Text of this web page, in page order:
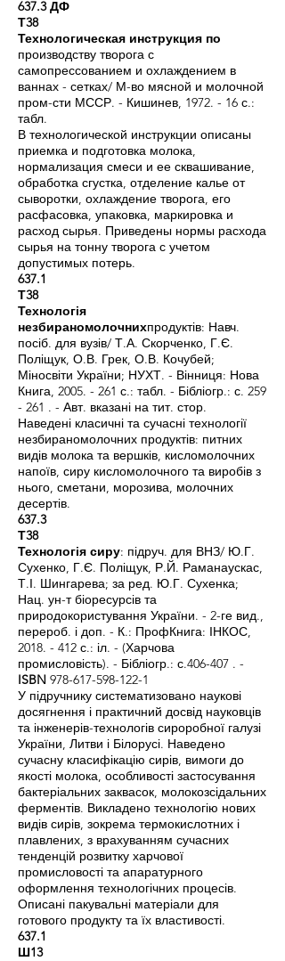
637.3 ДФ
Т38
Технологическая инструкция по
производству творога с
самопрессованием и охлаждением в
ваннах - сетках/ М-во мясной и молочной
пром-сти МССР. - Кишинев, 1972. - 16 с.:
табл.
В технологической инструкции описаны
приемка и подготовка молока,
нормализация смеси и ее сквашивание,
обработка сгустка, отделение калье от
сыворотки, охлаждение творога, его
расфасовка, упаковка, маркировка и
расход сырья. Приведены нормы расхода
сырья на тонну творога с учетом
допустимых потерь.
637.1
Т38
Технологія
незбираномолочнихпродуктів: Навч.
посіб. для вузів/ Т.А. Скорченко, Г.Є.
Поліщук, О.В. Грек, О.В. Кочубей;
Міносвіти України; НУХТ. - Вінниця: Нова
Книга, 2005. - 261 с.: табл. - Бібліогр.: с. 259
- 261 . - Авт. вказані на тит. стор.
Наведені класичні та сучасні технології
незбираномолочних продуктів: питних
видів молока та вершків, кисломолочних
напоїв, сиру кисломолочного та виробів з
нього, сметани, морозива, молочних
десертів.
637.3
Т38
Технологія сиру: підруч. для ВНЗ/ Ю.Г.
Сухенко, Г.Є. Поліщук, Р.Й. Раманаускас,
Т.І. Шингарева; за ред. Ю.Г. Сухенка;
Нац. ун-т біоресурсів та
природокористування України. - 2-ге вид.,
перероб. і доп. - К.: ПрофКнига: ІНКОС,
2018. - 412 с.: іл. - (Харчова
промисловість). - Бібліогр.: с.406-407 . -
ISBN 978-617-598-122-1
У підручнику систематизовано наукові
досягнення і практичний досвід науковців
та інженерів-технологів сироробної галузі
України, Литви і Білорусі. Наведено
сучасну класифікацію сирів, вимоги до
якості молока, особливості застосування
бактеріальних заквасок, молокозсідальних
ферментів. Викладено технологію нових
видів сирів, зокрема термокислотних і
плавлених, з врахуванням сучасних
тенденцій розвитку харчової
промисловості та апаратурного
оформлення технологічних процесів.
Описані пакувальні матеріали для
готового продукту та їх властивості.
637.1
Ш13